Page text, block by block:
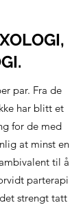
par. Fra de
har blitt et
for de med
at minst en
til å
parterapi
strengt tatt